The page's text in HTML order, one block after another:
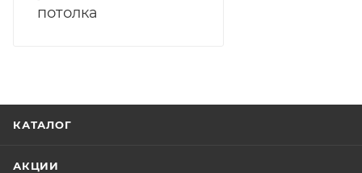
потолка
КАТАЛОГ
АКЦИИ